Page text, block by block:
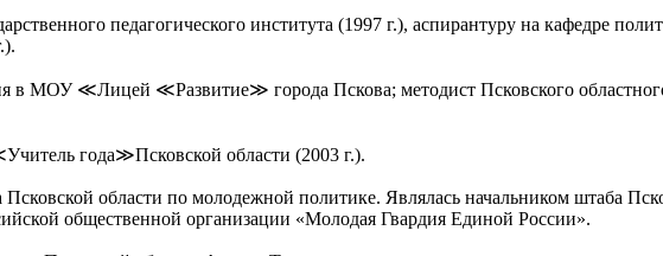
педагогического института (1997 г.), аспирантуру на кафедре
в МОУ ≪Лицей ≪Развитие≫ города Пскова; методист Псковского
года≫Псковской области (2003 г.).
Псковской области по молодежной политике. Являлась начальником штаба
общественной организации «Молодая Гвардия Единой России».